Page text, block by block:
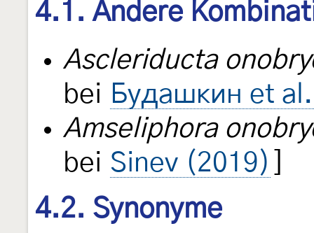
4.1. Andere
Ascleriducta
bei Будашкин et
Amseliphora
bei Sinev (2019)
4.2. Synonyme